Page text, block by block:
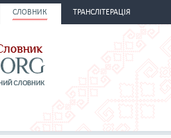
СЛОВНИК ТРАНСЛІТЕРАЦІЯ